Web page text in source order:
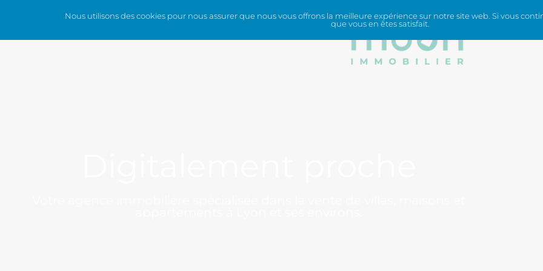
Nous utilisons des cookies pour nous assurer que nous vous offrons la meilleure expérience sur notre site web. Si vous
que vous en êtes satisfait.